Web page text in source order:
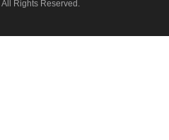
All Rights Reserved.